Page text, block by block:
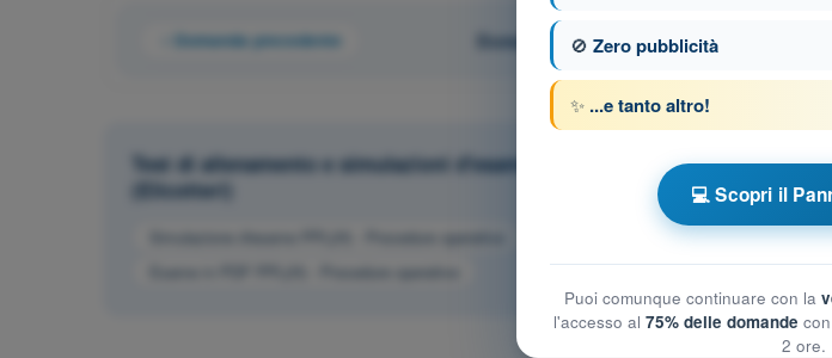
Domanda precedente Domanda 109 di 246
Test di allenamento e simulazioni d'esame a tempo PPL(H) - Licenza
(Elicotteri)
Allenamento PPL(H) - Procedure
🚫 Zero pubblicità
✨ ...e tanto altro!
💻 Scopri il
Puoi comunque continuare con la
l'accesso al 75% delle domande
2 ore.